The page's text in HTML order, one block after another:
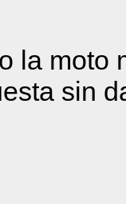
la moto
sin